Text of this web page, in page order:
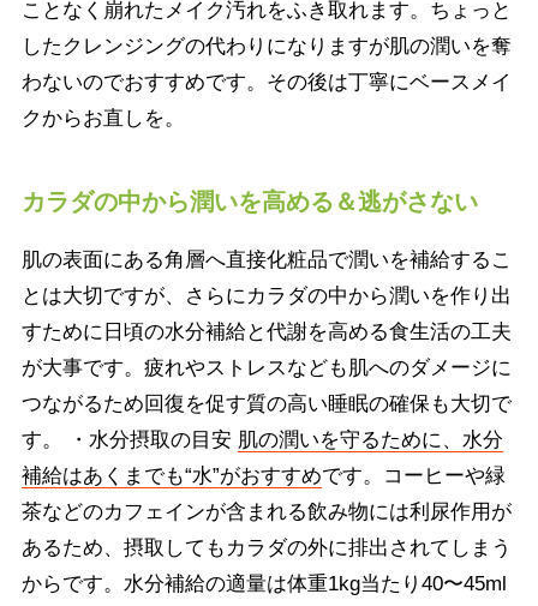
ことなく崩れたメイク汚れをふき取れます。ちょっと
したクレンジングの代わりになりますが肌の潤いを奪
わないのでおすすめです。その後は丁寧にベースメイ
クからお直しを。
カラダの中から潤いを高める＆逃がさない
肌の表面にある角層へ直接化粧品で潤いを補給するこ
とは大切ですが、さらにカラダの中から潤いを作り出
すために日頃の水分補給と代謝を高める食生活の工夫
が大事です。疲れやストレスなども肌へのダメージに
つながるため回復を促す質の高い睡眠の確保も大切で
す。 ・水分摂取の目安 肌の潤いを守るために、水分
補給はあくまでも“水”がおすすめです。コーヒーや緑
茶などのカフェインが含まれる飲み物には利尿作用が
あるため、摂取してもカラダの外に排出されてしまう
からです。水分補給の適量は体重1kg当たり40〜45ml